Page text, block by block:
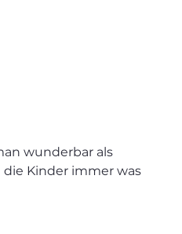
wunderbar als
Kinder immer was